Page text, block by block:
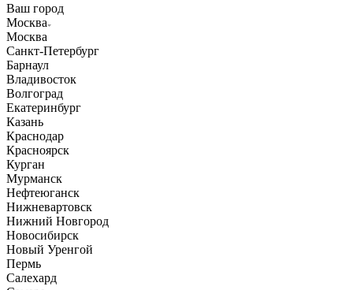
Ваш город
Москва
Москва
Санкт-Петербург
Барнаул
Владивосток
Волгоград
Екатеринбург
Казань
Краснодар
Красноярск
Курган
Мурманск
Нефтеюганск
Нижневартовск
Нижний Новгород
Новосибирск
Новый Уренгой
Пермь
Салехард